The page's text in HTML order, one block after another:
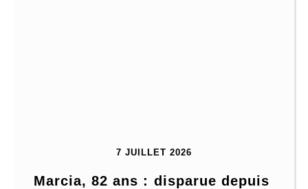
7 JUILLET 2026
Marcia, 82 ans : disparue depuis